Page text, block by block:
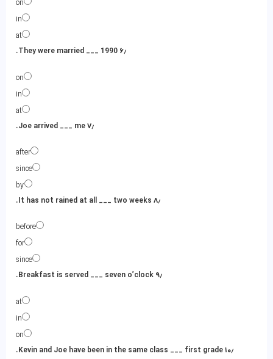
on
in
at
۶٫ They were married ___ 1990.
on
in
at
۷٫ Joe arrived ___ me.
after
since
by
۸٫ It has not rained at all ___ two weeks.
before
for
since
۹٫ Breakfast is served ___ seven o’clock.
at
in
on
۱۰٫ Kevin and Joe have been in the same class ___ first grade.